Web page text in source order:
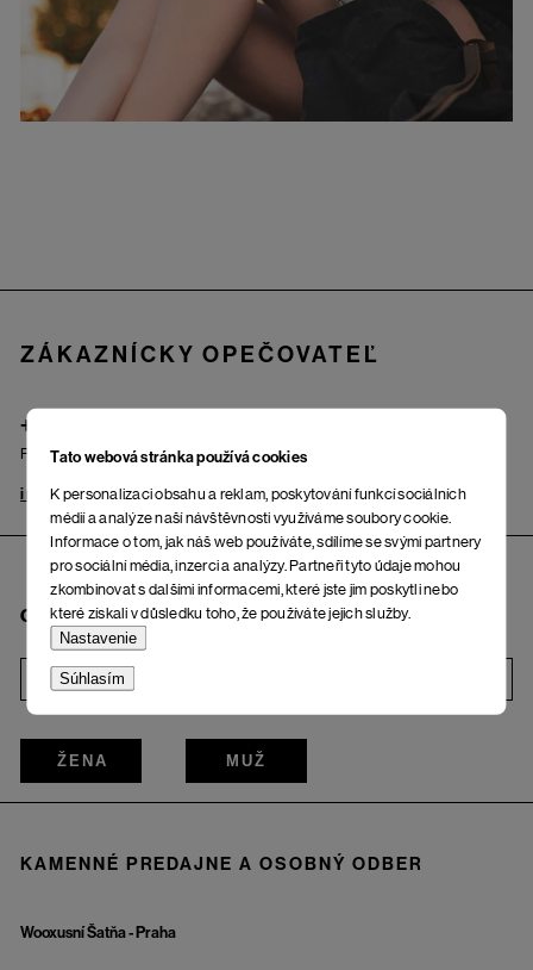
Tato webová stránka používá cookies
K personalizaci obsahu a reklam, poskytování funkcí sociálních
médií a analýze naší návštěvnosti využíváme soubory cookie.
Informace o tom, jak náš web používáte, sdílíme se svými partnery
pro sociální média, inzerci a analýzy. Partneři tyto údaje mohou
zkombinovat s dalšími informacemi, které jste jim poskytli nebo
které získali v důsledku toho, že používáte jejich služby.
Nastavenie
Súhlasím
ZÁKAZNÍCKY OPEČOVATEĽ
+421 222 205 190
Po – Pi: od 9.00 do 17.00 hod.
info@woox.sk Kontakt
Chcem odoberať bulletin
ŽENA MUŽ
KAMENNÉ PREDAJNE A OSOBNÝ ODBER
Wooxusní Šatňa - Praha